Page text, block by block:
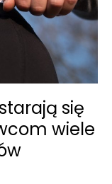
się
wiele